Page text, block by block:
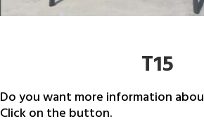
T15
Do you want more information
Click on the button.